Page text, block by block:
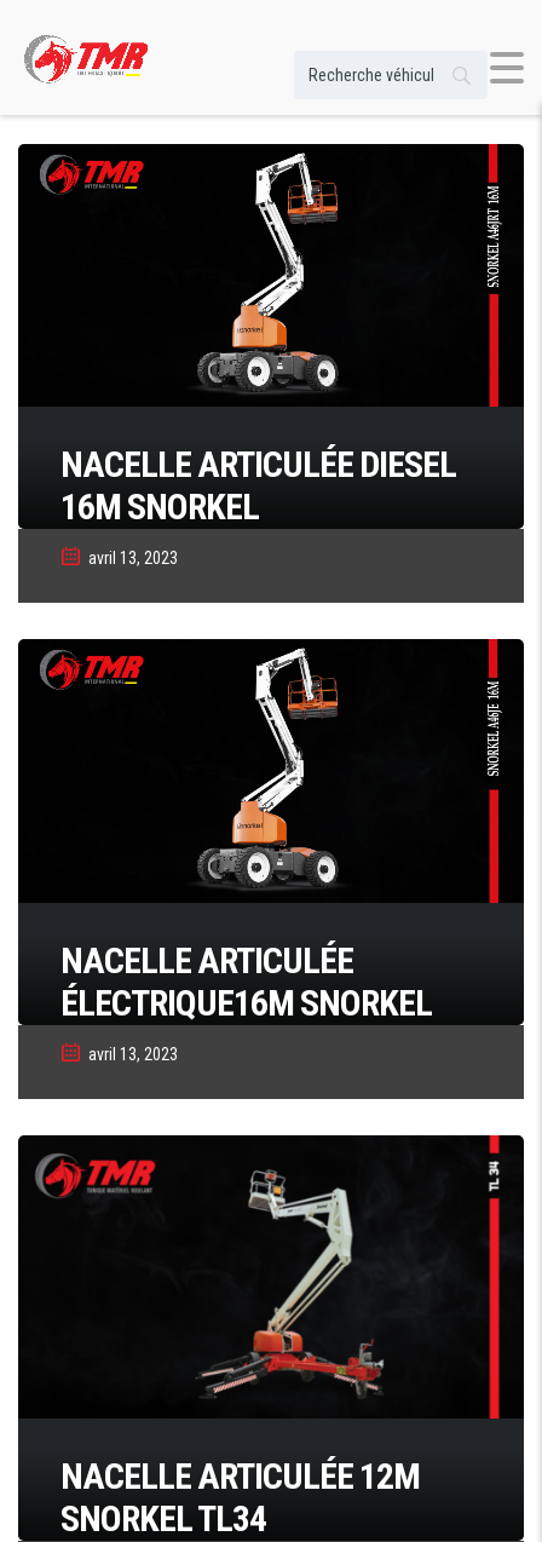
NACELLE ARTICULÉE DIESEL
16M SNORKEL
avril 13, 2023
NACELLE ARTICULÉE
ÉLECTRIQUE16M SNORKEL
avril 13, 2023
NACELLE ARTICULÉE 12M
SNORKEL TL34